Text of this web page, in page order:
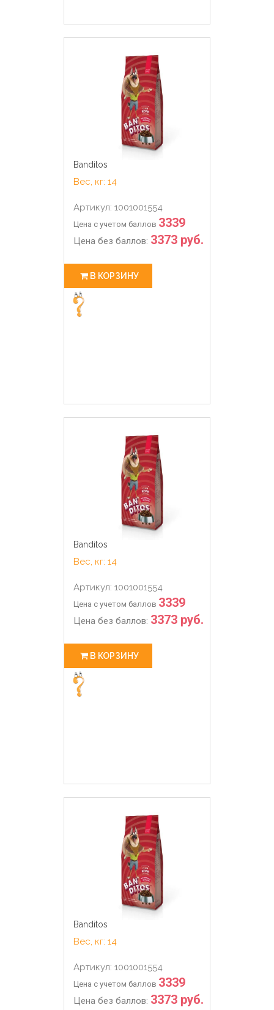
Banditos
Вес, кг: 14
Артикул: 1001001554
Цена с учетом баллов 3339
Цена без баллов: 3373 руб.
В КОРЗИНУ
Banditos
Вес, кг: 14
Артикул: 1001001554
Цена с учетом баллов 3339
Цена без баллов: 3373 руб.
В КОРЗИНУ
Banditos
Вес, кг: 14
Артикул: 1001001554
Цена с учетом баллов 3339
Цена без баллов: 3373 руб.